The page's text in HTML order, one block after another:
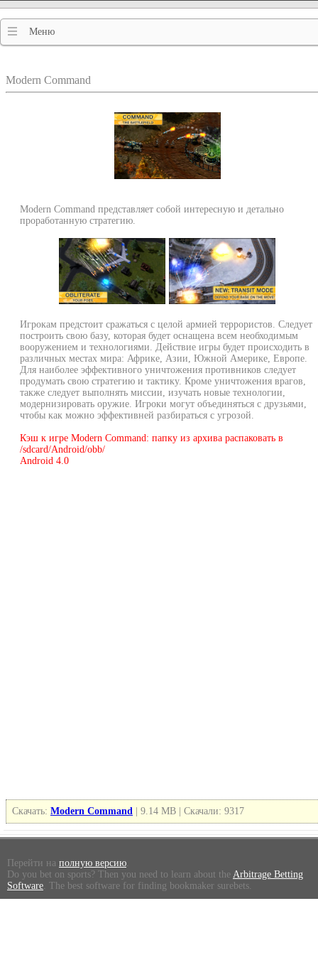
Меню
Modern Command
Modern Command представляет собой интересную и детально
проработанную стратегию.
Игрокам предстоит сражаться с целой армией террористов. Следует
построить свою базу, которая будет оснащена всем необходимым
вооружением и технологиями. Действие игры будет происходить в
различных местах мира: Африке, Азии, Южной Америке, Европе.
Для наиболее эффективного уничтожения противников следует
продумать свою стратегию и тактику. Кроме уничтожения врагов,
также следует выполнять миссии, изучать новые технологии,
модернизировать оружие. Игроки могут объединяться с друзьями,
чтобы как можно эффективней разбираться с угрозой.
Кэш к игре Modern Command: папку из архива распаковать в
/sdcard/Android/obb/
Android 4.0
Скачать: Modern Command | 9.14 MB | Скачали: 9317
Перейти на полную версию.
Do you bet on sports? Then you need to learn about the Arbitrage Betting
Software. The best software for finding bookmaker surebets.